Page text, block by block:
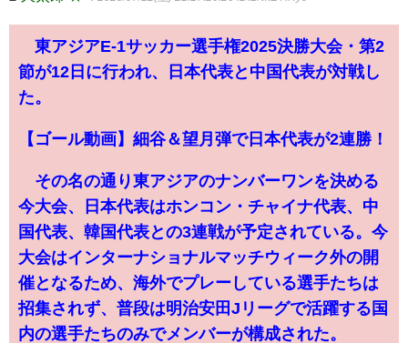
東アジアE-1サッカー選手権2025決勝大会・第2
節が12日に行われ、日本代表と中国代表が対戦し
た。
【ゴール動画】細谷＆望月弾で日本代表が2連勝！
その名の通り東アジアのナンバーワンを決める
今大会、日本代表はホンコン・チャイナ代表、中
国代表、韓国代表との3連戦が予定されている。今
大会はインターナショナルマッチウィーク外の開
催となるため、海外でプレーしている選手たちは
招集されず、普段は明治安田Jリーグで活躍する国
内の選手たちのみでメンバーが構成された。